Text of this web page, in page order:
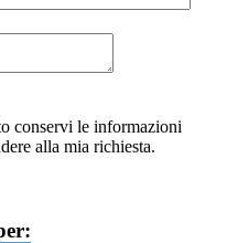
conservi le informazioni
alla mia richiesta.